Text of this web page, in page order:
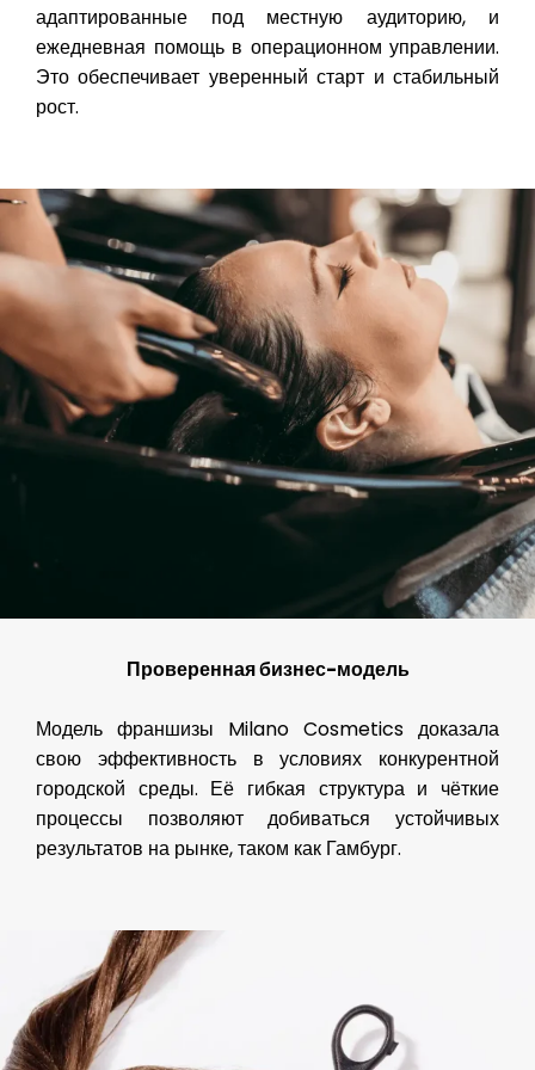
адаптированные под местную аудиторию, и
ежедневная помощь в операционном управлении.
Это обеспечивает уверенный старт и стабильный
рост.
Проверенная бизнес-модель
Модель франшизы Milano Cosmetics доказала
свою эффективность в условиях конкурентной
городской среды. Её гибкая структура и чёткие
процессы позволяют добиваться устойчивых
результатов на рынке, таком как Гамбург.